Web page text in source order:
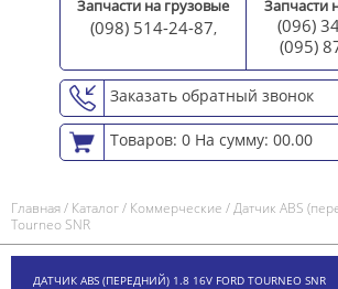
Запчасти на грузовые
(098) 514-24-87,
Запчасти
(096)
(095)
Заказать обратный звонок
Товаров: 0 На сумму: 00.00
Главная/ Каталог/ Коммерческие /Датчик ABS
Tourneo SNR
ДАТЧИК ABS (ПЕРЕДНИЙ) 1.8 16V FORD TOURNEO SNR